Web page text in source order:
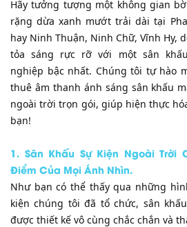
​Hãy tưởng tượng một không gian
rặng dừa xanh mướt trải dài tại
hay Ninh Thuận, Ninh Chữ, Vĩnh Hy,
tỏa sáng rực rỡ với một sân
nghiệp bậc nhất. Chúng tôi tự hào
thuê âm thanh ánh sáng sân khấu
ngoài trời trọn gói, giúp hiện thực
bạn!
​1. Sân Khấu Sự Kiện Ngoài Trời
Điểm Của Mọi Ánh Nhìn.
​Như bạn có thể thấy qua những
kiện chúng tôi đã tổ chức, sân
được thiết kế vô cùng chắc chắn và